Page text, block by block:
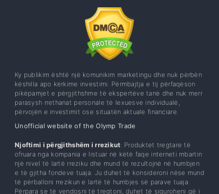
Ky publikim është një komunikim marketingu dhe nuk përbën
këshilla apo kërkime investimi. Përmbajtja e tij përfaqëson
pikëpamjet e përgjithshme të ekspertëve tanë dhe nuk merr
parasysh rrethanat personale të lexuesve individualë,
përvojën e investimit ose situatën aktuale financiare.
Unofficial website of the Olymp Trade
Njoftimi i përgjithshëm i rrezikut: Produktet tregtare të
ofruara nga kompania e listuar në këtë faqe interneti mbartin
një nivel të lartë rreziku dhe mund të rezultojnë në humbjen
e të gjitha fondeve tuaja. Ju duhet të konsideroni nëse mund
të përballoni rrezikun e lartë të humbjes së parave tuaja.
Përpara se të vendosni të tregtoni, duhet të siguroheni që i